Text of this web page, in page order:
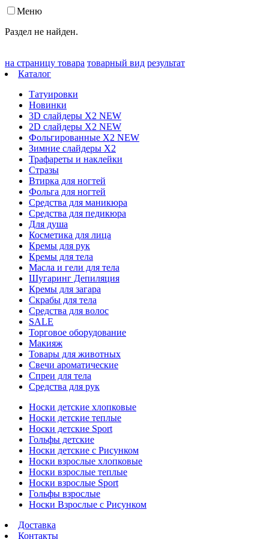
Меню
Раздел не найден.
на страницу товара товарный вид результат
Каталог
Татуировки
Новинки
3D слайдеры X2 NEW
2D слайдеры X2 NEW
Фольгированные X2 NEW
Зимние слайдеры Х2
Трафареты и наклейки
Стразы
Втирка для ногтей
Фольга для ногтей
Средства для маникюра
Средства для педикюра
Для душа
Косметика для лица
Кремы для рук
Кремы для тела
Масла и гели для тела
Шугаринг Депиляция
Кремы для загара
Скрабы для тела
Средства для волос
SALE
Торговое оборудование
Макияж
Товары для животных
Свечи ароматические
Спреи для тела
Средства для рук
Носки детские хлопковые
Носки детские теплые
Носки детские Sport
Гольфы детские
Носки детские с Рисунком
Носки взрослые хлопковые
Носки взрослые теплые
Носки взрослые Sport
Гольфы взрослые
Носки Взрослые с Рисунком
Доставка
Контакты